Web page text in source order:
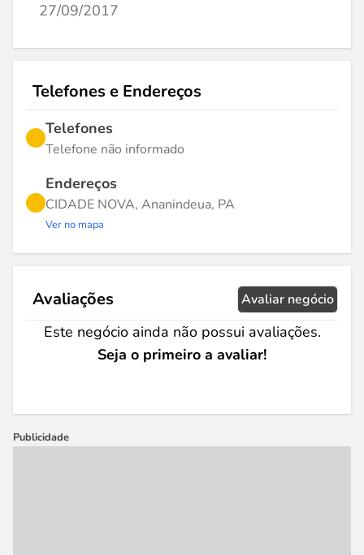
27/09/2017
Telefones e Endereços
Telefones
Telefone não informado
Endereços
CIDADE NOVA, Ananindeua, PA
Ver no mapa
Avaliações Avaliar negócio
Este negócio ainda não possui avaliações.
Seja o primeiro a avaliar!
Publicidade